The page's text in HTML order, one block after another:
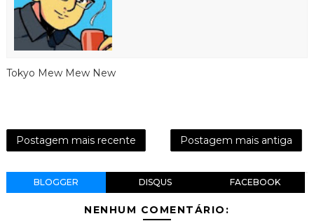
Tokyo Mew Mew New
Postagem mais recente Postagem mais antiga
BLOGGER DISQUS FACEBOOK
NENHUM COMENTÁRIO: